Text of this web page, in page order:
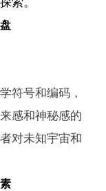
符号和编码，
感和神秘感的
对未知宇宙和